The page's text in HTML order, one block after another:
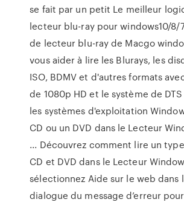
se fait par un petit Le meilleur
lecteur blu-ray pour windows10/8/
de lecteur blu-ray de Macgo
vous aider à lire les Blurays, les
ISO, BDMV et d'autres formats
de 1080p HD et le système de DTS
les systèmes d'exploitation
CD ou un DVD dans le Lecteur
... Découvrez comment lire un
CD et DVD dans le Lecteur
sélectionnez Aide sur le web dans
dialogue du message d’erreur